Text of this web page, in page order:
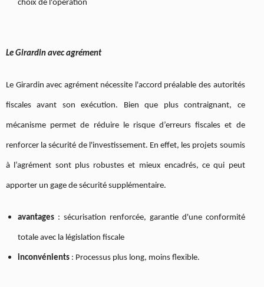
choix de l'opération
Le Girardin avec agrément
Le Girardin avec agrément nécessite l'accord préalable des autorités
fiscales avant son exécution. Bien que plus contraignant, ce
mécanisme permet de réduire le risque d’erreurs fiscales et de
renforcer la sécurité de l'investissement. En effet, les projets soumis
à l’agrément sont plus robustes et mieux encadrés, ce qui peut
apporter un gage de sécurité supplémentaire.
avantages : sécurisation renforcée, garantie d'une conformité
totale avec la législation fiscale
inconvénients : Processus plus long, moins flexible.